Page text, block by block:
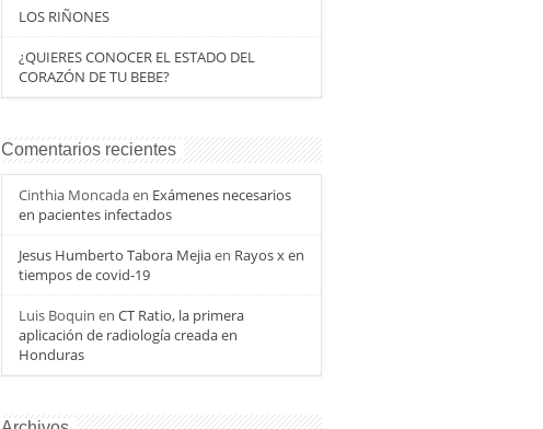
LOS RIÑONES
¿QUIERES CONOCER EL ESTADO DEL
CORAZÓN DE TU BEBE?
Comentarios recientes
Cinthia Moncadaen Exámenes necesarios
en pacientes infectados
Jesus Humberto Tabora Mejiaen Rayos x en
tiempos de covid-19
Luis Boquin en CT Ratio, la primera
aplicación de radiología creada en
Honduras